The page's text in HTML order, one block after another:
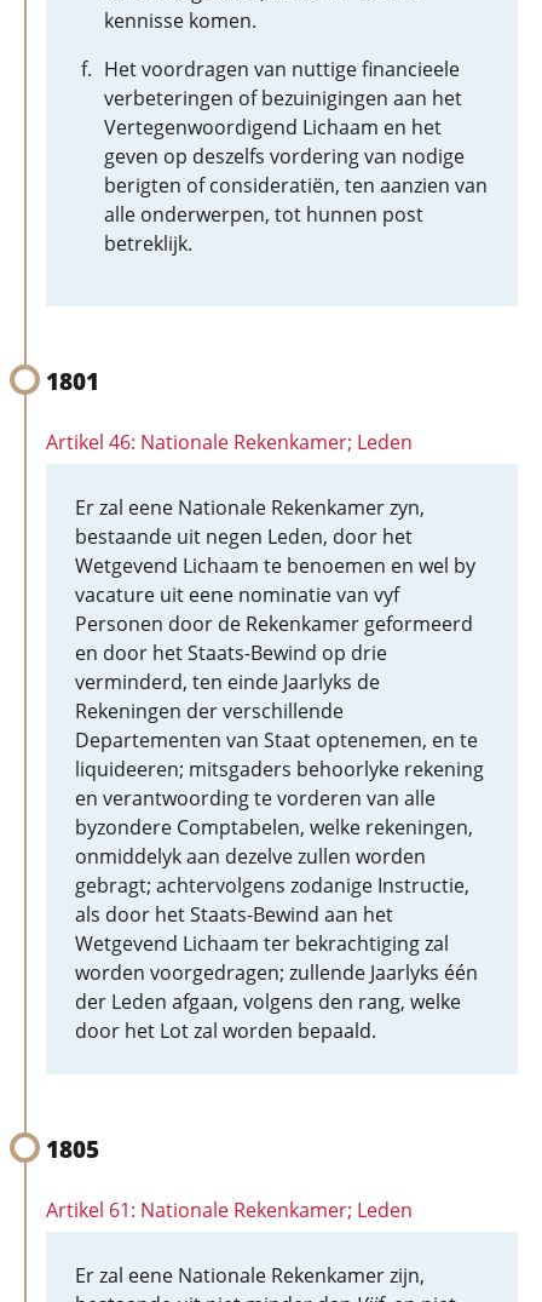
kennisse komen.
Het voordragen van nuttige financieele
verbeteringen of bezuinigingen aan het
Vertegenwoordigend Lichaam en het
geven op deszelfs vordering van nodige
berigten of consideratiën, ten aanzien van
alle onderwerpen, tot hunnen post
betreklijk.
1801
Artikel 46: Nationale Rekenkamer; Leden
Er zal eene Nationale Rekenkamer zyn,
bestaande uit negen Leden, door het
Wetgevend Lichaam te benoemen en wel by
vacature uit eene nominatie van vyf
Personen door de Rekenkamer geformeerd
en door het Staats-Bewind op drie
verminderd, ten einde Jaarlyks de
Rekeningen der verschillende
Departementen van Staat optenemen, en te
liquideeren; mitsgaders behoorlyke rekening
en verantwoording te vorderen van alle
byzondere Comptabelen, welke rekeningen,
onmiddelyk aan dezelve zullen worden
gebragt; achtervolgens zodanige Instructie,
als door het Staats-Bewind aan het
Wetgevend Lichaam ter bekrachtiging zal
worden voorgedragen; zullende Jaarlyks één
der Leden afgaan, volgens den rang, welke
door het Lot zal worden bepaald.
1805
Artikel 61: Nationale Rekenkamer; Leden
Er zal eene Nationale Rekenkamer zijn,